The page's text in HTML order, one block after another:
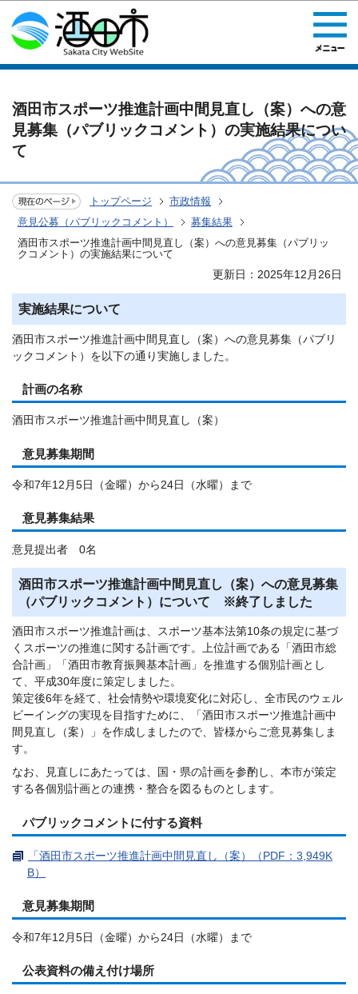
このページの本文へ移動
酒田市スポーツ推進計画中間見直し（案）への意
見募集（パブリックコメント）の実施結果につい
て
トップページ
市政情報
意見公募（パブリックコメント）
募集結果
酒田市スポーツ推進計画中間見直し（案）への意見募集（パブリッ
クコメント）の実施結果について
更新日：2025年12月26日
実施結果について
酒田市スポーツ推進計画中間見直し（案）への意見募集（パブリ
ックコメント）を以下の通り実施しました。
計画の名称
酒田市スポーツ推進計画中間見直し（案）
意見募集期間
令和7年12月5日（金曜）から24日（水曜）まで
意見募集結果
意見提出者 0名
酒田市スポーツ推進計画中間見直し（案）への意見募集
（パブリックコメント）について ※終了しました
酒田市スポーツ推進計画は、スポーツ基本法第10条の規定に基づ
くスポーツの推進に関する計画です。上位計画である「酒田市総
合計画」「酒田市教育振興基本計画」を推進する個別計画とし
て、平成30年度に策定しました。
策定後6年を経て、社会情勢や環境変化に対応し、全市民のウェル
ビーイングの実現を目指すために、「酒田市スポーツ推進計画中
間見直し（案）」を作成しましたので、皆様からご意見募集しま
す。
なお、見直しにあたっては、国・県の計画を参酌し、本市が策定
する各個別計画との連携・整合を図るものとします。
パブリックコメントに付する資料
「酒田市スポーツ推進計画中間見直し（案）（PDF：3,949K
B）
意見募集期間
令和7年12月5日（金曜）から24日（水曜）まで
公表資料の備え付け場所